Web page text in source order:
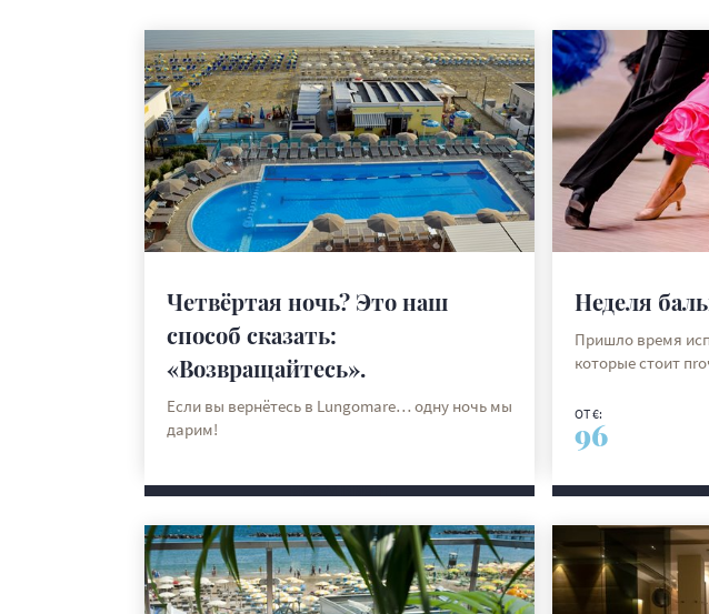
Четвёртая ночь? Это наш
способ сказать:
«Возвращайтесь».
Если вы вернётесь в Lungomare… одну ночь мы
дарим!
DISCOVER MORE
Неделя
Пришло время
которые стоит
ОТ €:
96